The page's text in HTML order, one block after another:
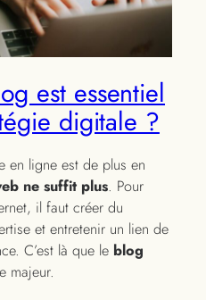
est essentiel
digitale ?
en ligne est de plus en
ne suffit plus. Pour
il faut créer du
et entretenir un lien de
C’est là que le blog
majeur.